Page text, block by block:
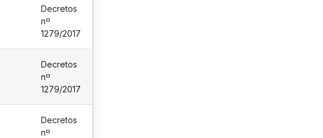
Decretos
nº
1279/2017
Decretos
nº
1279/2017
Decretos
nº